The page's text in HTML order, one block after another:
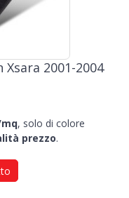
2001-2004
, solo di colore
prezzo.